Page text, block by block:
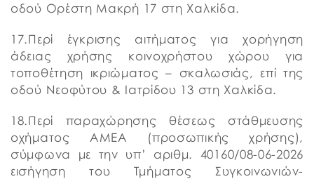
οδού Ορέστη Μακρή 17 στη Χαλκίδα.
17.Περί έγκρισης αιτήματος για χορήγηση
άδειας χρήσης κοινοχρήστου χώρου για
τοποθέτηση ικριώματος – σκαλωσιάς, επί της
οδού Νεοφύτου & Ιατρίδου 13 στη Χαλκίδα.
18.Περί παραχώρησης θέσεως στάθμευσης
οχήματος ΑΜΕΑ (προσωπικής χρήσης),
σύμφωνα με την υπ’ αριθμ. 40160/08-06-2026
εισήγηση του Τμήματος Συγκοινωνιών-